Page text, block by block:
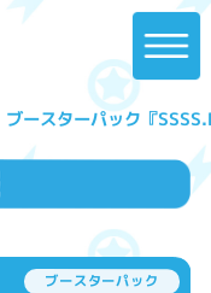
ブースターパック『
ブースターパック